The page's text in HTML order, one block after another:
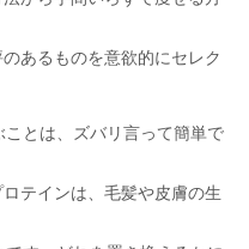
あるものを意欲的にセレク
とは、ズバリ言って簡単で
テインは、毛髪や皮膚の生